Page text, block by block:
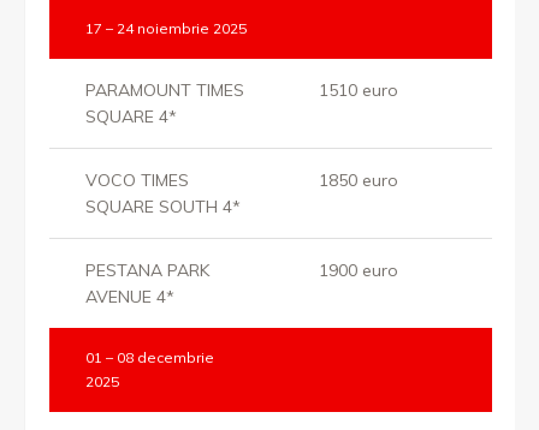
17 – 24 noiembrie 2025
PARAMOUNT TIMES
SQUARE 4*
1510 euro
VOCO TIMES
SQUARE SOUTH 4*
1850 euro
PESTANA PARK
AVENUE 4*
1900 euro
01 – 08 decembrie
2025